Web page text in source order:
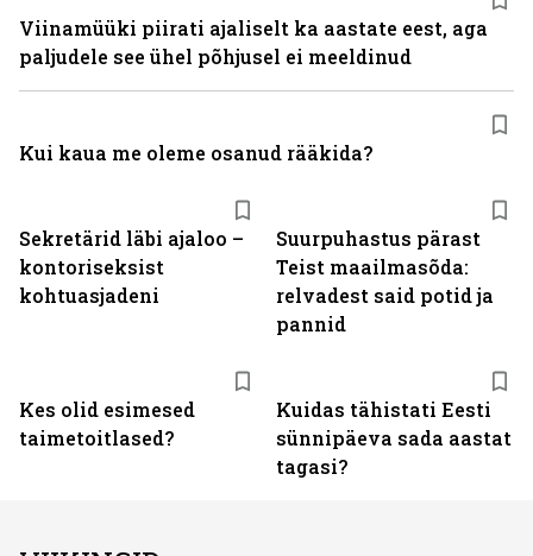
Sekretärid läbi ajaloo –
kontoriseksist
kohtuasjadeni
Suurpuhastus pärast
Teist maailmasõda:
relvadest said potid ja
pannid
Kes olid esimesed
taimetoitlased?
Kuidas tähistati Eesti
sünnipäeva sada aastat
tagasi?
Viinamüüki piirati ajaliselt ka aastate eest, aga
paljudele see ühel põhjusel ei meeldinud
Kui kaua me oleme osanud rääkida?